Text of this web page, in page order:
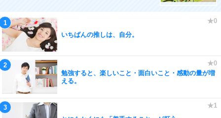
いちばんの推しは、自分。
勉強すると、楽しいこと・面白いこと・感動の量が増
える。